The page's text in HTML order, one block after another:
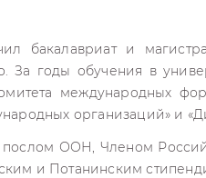
бакалавриат и
За годы обучения в
международных
организаций» и
ООН, Членом
и Потанинским